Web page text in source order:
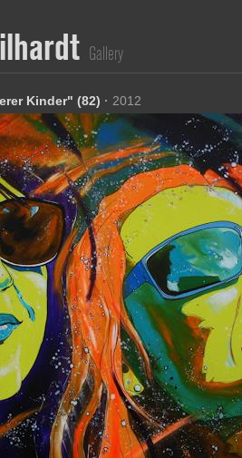
Gallery
Kinder" (82) · 2012